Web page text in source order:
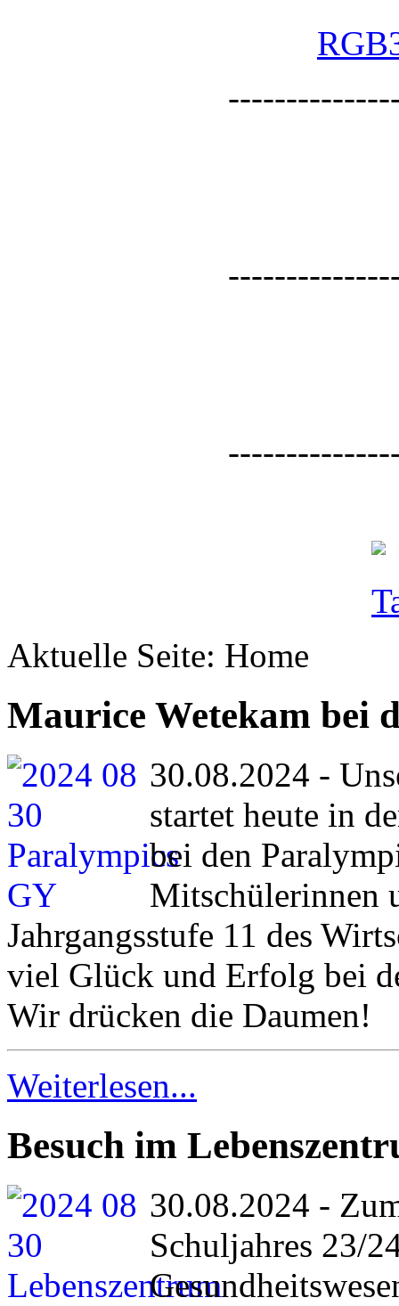
Aktuelle Seite: Home
Maurice Wetekam bei
30.08.2024 -
startet heute in
bei den
Mitschülerinnen
Jahrgangsstufe 11 des
viel Glück und Erfolg bei
Wir drücken die Daumen!
Weiterlesen...
Besuch im
30.08.2024 -
Schuljahres 23/